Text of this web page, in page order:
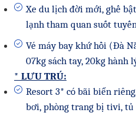
Xe du lịch đời mới, ghế
lạnh tham quan suốt
Vé máy bay khứ hồi (Đà
07kg sách tay, 20kg hành
* LƯU TRÚ:
Resort 3* có bãi biển
bơi, phòng trang bị tivi, tủ